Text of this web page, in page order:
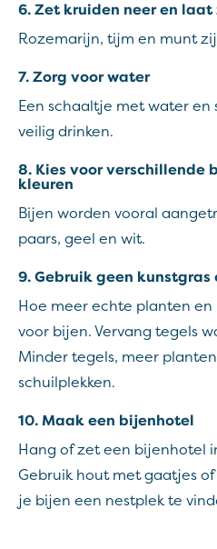
6. Zet kruiden neer en laat
Rozemarijn, tijm en munt
7. Zorg voor water
Een schaaltje met water
veilig drinken.
8. Kies voor verschillende
kleuren
Bijen worden vooral
paars, geel en wit.
9. Gebruik geen
Hoe meer echte planten
voor bijen. Vervang tegels
Minder tegels, meer
schuilplekken.
10. Maak een bijenhotel
Hang of zet een bijenhotel
Gebruik hout met gaatjes
je bijen een nestplek te